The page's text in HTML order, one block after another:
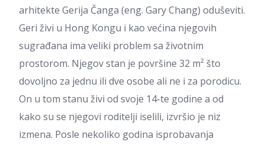
arhitekte Gerija Čanga (eng. Gary Chang) oduševiti.
Geri živi u Hong Kongu i kao većina njegovih
sugrađana ima veliki problem sa životnim
prostorom. Njegov stan je površine 32 m² što
dovoljno za jednu ili dve osobe ali ne i za porodicu.
On u tom stanu živi od svoje 14-te godine a od
kako su se njegovi roditelji iselili, izvršio je niz
izmena. Posle nekoliko godina isprobavanja